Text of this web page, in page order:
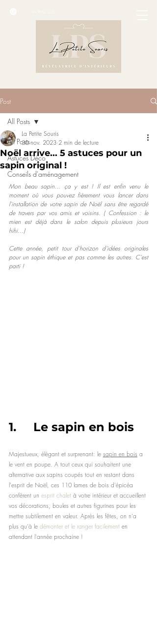
Post
All Posts
Astuces Déco
Conseils d'aménagement
All Posts
Noël arrive... 5 astuces pour un
sapin original !
La Petite Souris
30 nov. 2023 2 min de lecture
Mon beau sapin... ça y est ! Il est enfin venu le
moment où vous pouvez fièrement vous lancer dans
l'installation de votre sapin de Noël sans être regardé
de travers par vos amis et voisins. ( Confession : le
mien est déjà dans le salon depuis plusieurs jours
hihi...)
Cette année, petit tour d'horizon d'idées originales
pour un sapin éthique et pas comme les autres. C'est
parti !
1.     Le sapin en bois
Majestueux, élégant et surprenant: le sapin en bois a
le vent en poupe. A tout ceux qui souhaitent une
alternative aux sapins coupés tout en restant dans
l'esprit de Noël, ces 110 lames de bois d'épicéa
confèrent un esprit chalet à votre intérieur et accueillent
vos décorations, boules et autres figurines pour les
mettre subtilement en valeur. Après les fêtes, on n'a
plus qu'à le démonter et le ranger facilement en
attendant l'année prochaine !